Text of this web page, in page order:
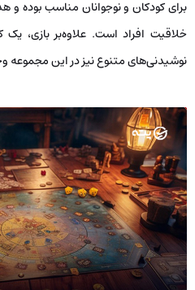
برای کودکان و نوجوانان مناسب بوده
خلاقیت افراد است. علاوه‌بر بازی،
نوشیدنی‌های متنوع نیز در این مجموعه